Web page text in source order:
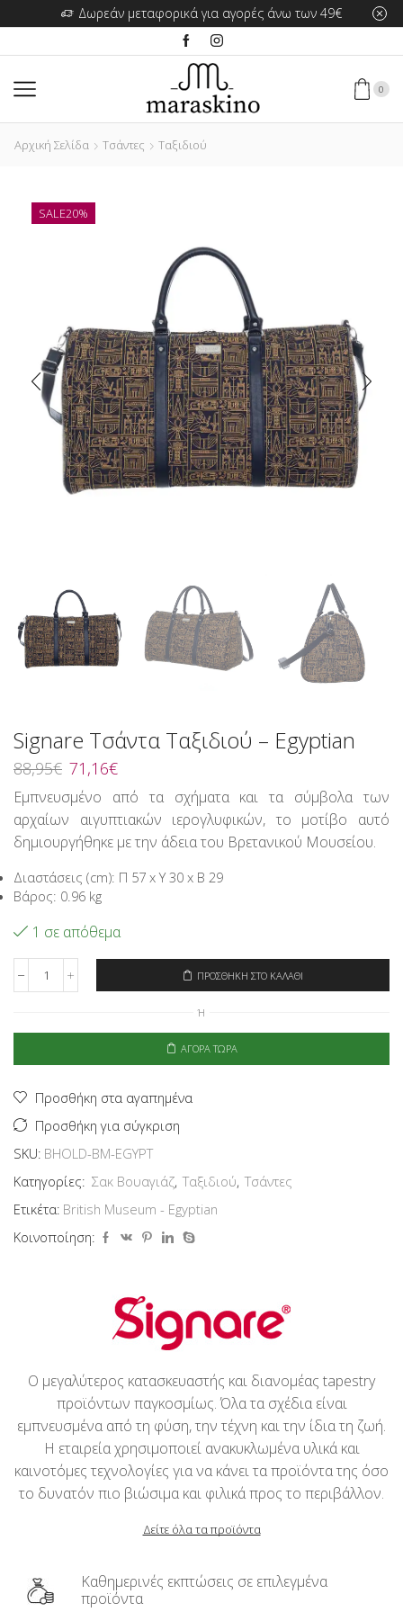
Δωρεάν μεταφορικά για αγορές άνω των 49€
0
Αρχική Σελίδα Τσάντες Ταξιδιού
SALE20%
Signare Τσάντα Ταξιδιού – Egyptian
88,95€ Original
price
was:
88,95€.
71,16€Η
τρέχουσα
τιμή
είναι:
71,16€.
Εμπνευσμένο από τα σχήματα και τα σύμβολα των
αρχαίων αιγυπτιακών ιερογλυφικών, το μοτίβο αυτό
δημιουργήθηκε με την άδεια του Βρετανικού Μουσείου.
Διαστάσεις (cm): Π 57 x Υ 30 x Β 29
Βάρος: 0.96 kg
1 σε απόθεμα
Signare
-
ποσότητα
ΠΡΟΣΘΉΚΗ ΣΤΟ ΚΑΛΆΘΙ
Ή
ΑΓΟΡΆ ΤΏΡΑ
Προσθήκη στα αγαπημένα
Προσθήκη για σύγκριση
SKU: BHOLD-BM-EGYPT
Κατηγορίες: Σακ Βουαγιάζ, Ταξιδιού, Τσάντες
Ετικέτα: British Museum - Egyptian
Κοινοποίηση:
Ο μεγαλύτερος κατασκευαστής και διανομέας tapestry
προϊόντων παγκοσμίως. Όλα τα σχέδια είναι
εμπνευσμένα από τη φύση, την τέχνη και την ίδια τη ζωή.
Η εταιρεία χρησιμοποιεί ανακυκλωμένα υλικά και
καινοτόμες τεχνολογίες για να κάνει τα προϊόντα της όσο
το δυνατόν πιο βιώσιμα και φιλικά προς το περιβάλλον.
Δείτε όλα τα προϊόντα
Καθημερινές εκπτώσεις σε επιλεγμένα
προϊόντα